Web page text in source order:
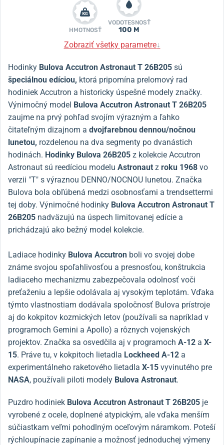
HMOTNOSŤ
VODOTESNOSŤ
100 M
Zobraziť všetky parametre↓
Hodinky Bulova Accutron Astronaut T 26B205 sú
špeciálnou edíciou, ktorá pripomína prelomový rad
hodiniek Accutron a historicky úspešné modely značky.
Výnimočný model Bulova Accutron Astronaut T 26B205
zaujme na prvý pohľad svojím výrazným a ľahko
čitateľným dizajnom a dvojfarebnou dennou/nočnou
lunetou, rozdelenou na dva segmenty po dvanástich
hodinách. Hodinky Bulova 26B205 z kolekcie Accutron
Astronaut sú reedíciou modelu Astronaut z roku 1968 vo
verzii "T" s výraznou DENNO/NOCNOU lunetou. Značka
Bulova bola obľúbená medzi osobnosťami a trendsettermi
tej doby. Výnimočné hodinky Bulova Accutron Astronaut T
26B205 nadväzujú na úspech limitovanej edície a
prichádzajú ako bežný model kolekcie.
Ladiace hodinky Bulova Accutron boli vo svojej dobe
známe svojou spoľahlivosťou a presnosťou, konštrukcia
ladiaceho mechanizmu zabezpečovala odolnosť voči
preťaženiu a lepšie odolávala aj vysokým teplotám. Vďaka
týmto vlastnostiam dodávala spoločnosť Bulova prístroje
aj do kokpitov kozmických letov (používali sa napríklad v
programoch Gemini a Apollo) a rôznych vojenských
projektov. Značka sa osvedčila aj v programoch A-12 a X-
15. Práve tu, v kokpitoch lietadla Lockheed A-12 a
experimentálneho raketového lietadla X-15 vyvinutého pre
NASA, používali piloti modely Bulova Astronaut.
Puzdro hodiniek Bulova Accutron Astronaut T 26B205 je
vyrobené z ocele, doplnené atypickým, ale vďaka menším
súčiastkam veľmi pohodlným oceľovým náramkom. Poteší
rýchloupínacie zapínanie a možnosť jednoduchej výmeny